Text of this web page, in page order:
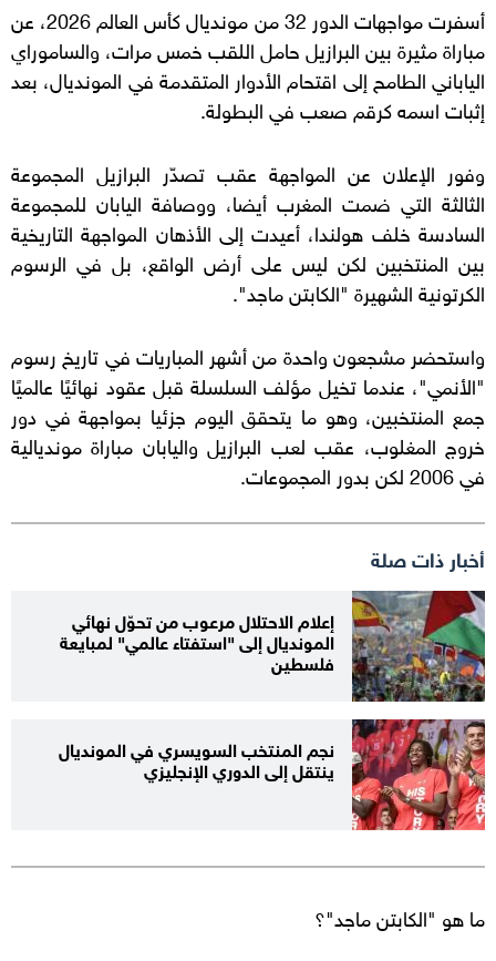
أسفرت مواجهات الدور 32 من مونديال كأس العالم 2026، عن
مباراة مثيرة بين البرازيل حامل اللقب خمس مرات، والساموراي
الياباني الطامح إلى اقتحام الأدوار المتقدمة في المونديال، بعد
إثبات اسمه كرقم صعب في البطولة.
وفور الإعلان عن المواجهة عقب تصدّر البرازيل المجموعة
الثالثة التي ضمت المغرب أيضا، ووصافة اليابان للمجموعة
السادسة خلف هولندا، أعيدت إلى الأذهان المواجهة التاريخية
بين المنتخبين لكن ليس على أرض الواقع، بل في الرسوم
الكرتونية الشهيرة "الكابتن ماجد".
واستحضر مشجعون واحدة من أشهر المباريات في تاريخ رسوم
"الأنمي"، عندما تخيل مؤلف السلسلة قبل عقود نهائيًا عالميًا
جمع المنتخبين، وهو ما يتحقق اليوم جزئيا بمواجهة في دور
خروج المغلوب، عقب لعب البرازيل واليابان مباراة مونديالية
في 2006 لكن بدور المجموعات.
أخبار ذات صلة
إعلام الاحتلال مرعوب من تحوّل نهائي
المونديال إلى "استفتاء عالمي" لمبايعة
فلسطين
نجم المنتخب السويسري في المونديال
ينتقل إلى الدوري الإنجليزي
ما هو "الكابتن ماجد"؟